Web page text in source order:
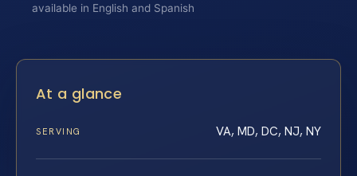
available in English and Spanish
At a glance
SERVING VA, MD, DC, NJ, NY